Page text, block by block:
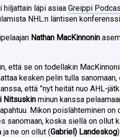
hiljattain läpi asiaaGreippi
NHL:n läntisen
Nathan MacKinnonin
että se on todellakin
kesken pelin tulla
että ”nyt heität nuo AHL-
Nitsuskin minun kanssa
Mikon poislähteminen on
sanomaan, koska siellä on ollut
ja ne on ollut (Gabriel) Landeskog